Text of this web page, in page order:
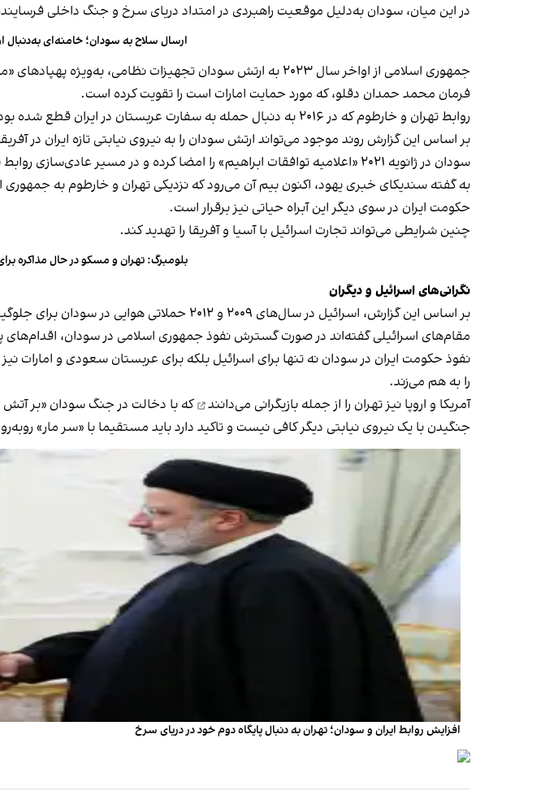
در این میان، سودان به‌دلیل موقعیت راهبردی در امتداد دریای سرخ و جنگ داخلی
ارسال سلاح به سودان؛ خامنه‌ای به‌دنبال
جمهوری اسلامی از اواخر سال ۲۰۲۳ به ارتش سودان تجهیزات نظامی، به‌ویژه پهپادهای «مهاجر-۶»
فرمان محمد حمدان دقلو، که مورد حمایت امارات است را تقویت کرده است.
روابط تهران و خارطوم که در ۲۰۱۶ به دنبال حمله به سفارت عربستان در ایران قطع شده بود، پس از ازسرگیری مناسبات تهران و ریاض در مارس ۲۰۲۳ بار دیگر احیا شد.
بر اساس این گزارش روند موجود می‌تواند ارتش سودان را به نیروی نیابتی تازه ایران در
سودان در ژانویه ۲۰۲۱ «اعلامیه توافقات ابراهیم» را امضا کرده و در مسیر عادی‌سازی روابط با اسرائیل قرار گرفته بود اما آغاز جنگ داخلی در ۲۰۲۳ این روند را متوقف کرد.
به گفته سندیکای خبری یهود، اکنون بیم آن می‌رود که نزدیکی تهران و خارطوم به
حکومت ایران در سوی دیگر این آبراه حیاتی نیز برقرار است.
چنین شرایطی می‌تواند تجارت اسرائیل با آسیا و آفریقا را تهدید کند.
بلومبرگ: تهران و مسکو در حال مذاکره
نگرانی‌های اسرائيل و دیگران
بر اساس این گزارش، اسرائیل در سال‌های ۲۰۰۹ و ۲۰۱۲ حملاتی هوایی در سودان برای جلوگیری از انتقال سلاح ایرانی به حماس انجام داده بود.
مقام‌های اسرائیلی گفته‌اند در صورت گسترش نفوذ جمهوری اسلامی در سودان، اقدام‌های
نفوذ حکومت ایران در سودان نه تنها برای اسرائیل بلکه برای عربستان سعودی و
را به هم می‌زند.
آمریکا و اروپا نیز تهران را از جمله بازیگرانی می‌دانند
که با دخالت در جنگ سودان «بر
جنگیدن با یک نیروی نیابتی دیگر کافی نیست و تاکید دارد باید مستقیما با «سر مار»
افزایش روابط ایران و سودان؛ تهران به دنبال پایگاه دوم خود در دریای سرخ